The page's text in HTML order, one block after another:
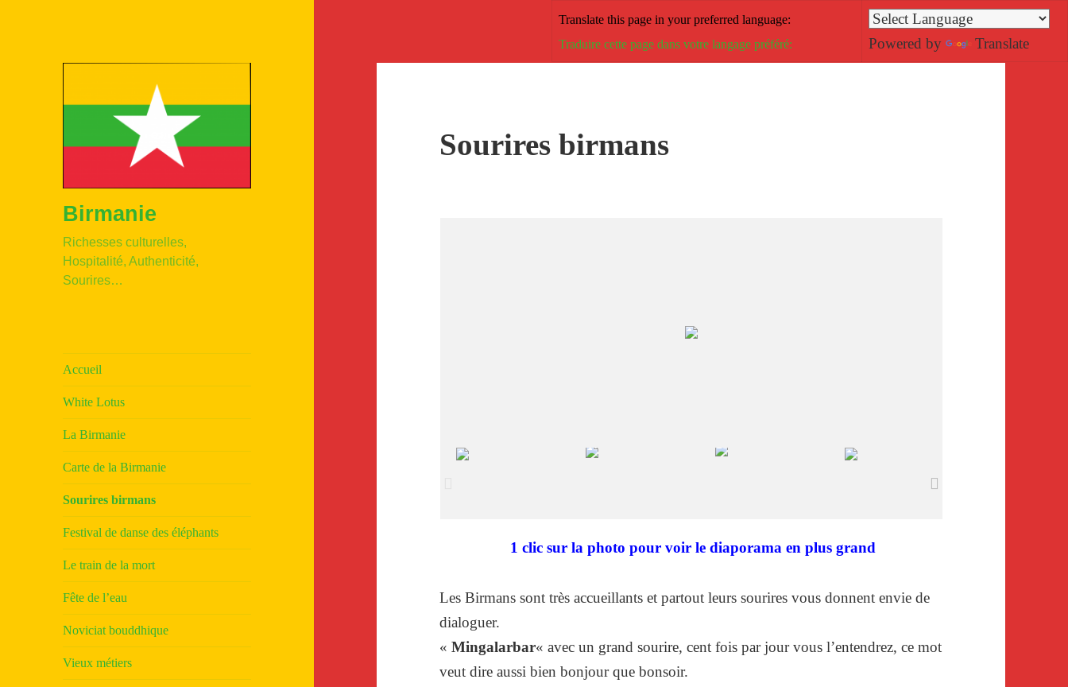
Birmanie
Richesses culturelles,
Hospitalité, Authenticité,
Sourires…
Accueil
White Lotus
La Birmanie
Carte de la Birmanie
Sourires birmans
Festival de danse des éléphants
Le train de la mort
Fête de l’eau
Noviciat bouddhique
Vieux métiers
Translate this page in your preferred language:
Traduire cette page dans votre langage préféré:
Powered by Translate
Sourires birmans
1 clic sur la photo pour voir le diaporama en plus grand
Les Birmans sont très accueillants et partout leurs sourires vous donnent envie de
dialoguer.
«Mingalarbar« avec un grand sourire, cent fois par jour vous l’entendrez, ce mot
veut dire aussi bien bonjour que bonsoir.